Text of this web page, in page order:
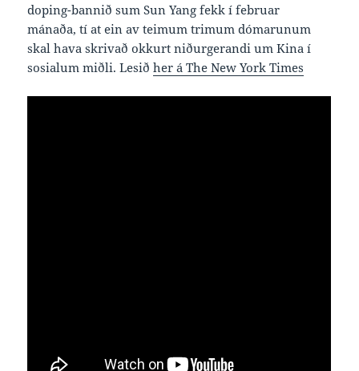
doping-bannið sum Sun Yang fekk í februar
mánaða, tí at ein av teimum trimum dómarunum
skal hava skrivað okkurt niðurgerandi um Kina í
sosialum miðli. Lesiðher á The New York Times